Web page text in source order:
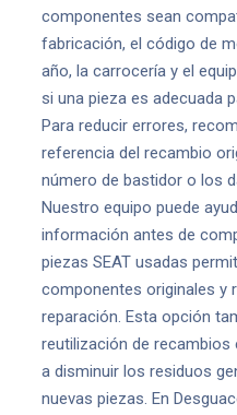
componentes sean
fabricación, el código de
año, la carrocería y el
si una pieza es adecuada
Para reducir errores,
referencia del recambio
número de bastidor o los
Nuestro equipo puede
información antes de
piezas SEAT usadas
componentes originales y
reparación. Esta opción
reutilización de recambios
a disminuir los residuos
nuevas piezas. En